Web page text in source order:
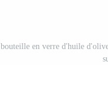
bouteille en verre d'huile